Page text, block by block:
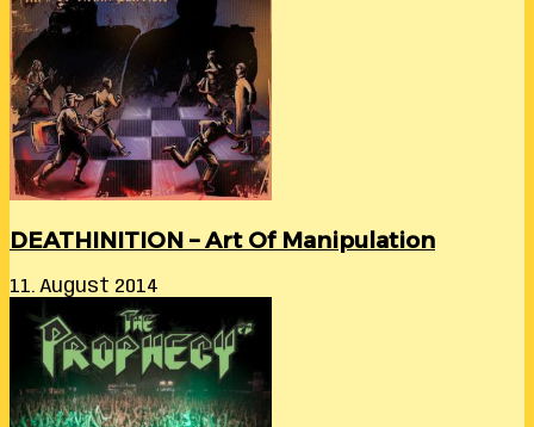
DEATHINITION – Art Of Manipulation
11. August 2014